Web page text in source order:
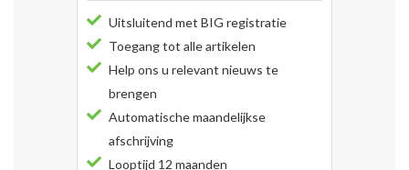
Uitsluitend met BIG registratie
Toegang tot alle artikelen
Help ons u relevant nieuws te
brengen
Automatische maandelijkse
afschrijving
Looptijd 12 maanden